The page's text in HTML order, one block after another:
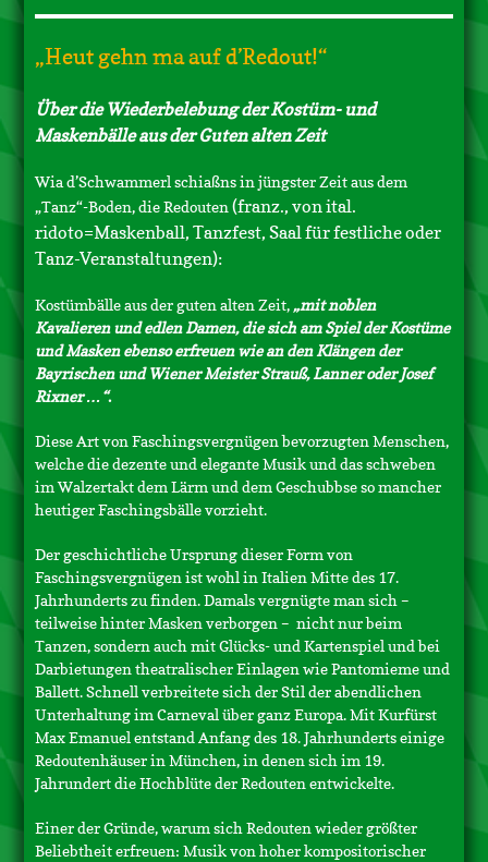
„Heut gehn ma auf d’Redout!“
Über die Wiederbelebung der Kostüm- und
Maskenbälle aus der Guten alten Zeit
Wia d’Schwammerl schiaßns in jüngster Zeit aus dem
„Tanz“-Boden, die Redouten (franz., von ital.
ridoto=Maskenball, Tanzfest, Saal für festliche oder
Tanz-Veranstaltungen):
Kostümbälle aus der guten alten Zeit, „mit noblen
Kavalieren und edlen Damen, die sich am Spiel der Kostüme
und Masken ebenso erfreuen wie an den Klängen der
Bayrischen und Wiener Meister Strauß, Lanner oder Josef
Rixner …“.
Diese Art von Faschingsvergnügen bevorzugten Menschen,
welche die dezente und elegante Musik und das schweben
im Walzertakt dem Lärm und dem Geschubbse so mancher
heutiger Faschingsbälle vorzieht.
Der geschichtliche Ursprung dieser Form von
Faschingsvergnügen ist wohl in Italien Mitte des 17.
Jahrhunderts zu finden. Damals vergnügte man sich –
teilweise hinter Masken verborgen – nicht nur beim
Tanzen, sondern auch mit Glücks- und Kartenspiel und bei
Darbietungen theatralischer Einlagen wie Pantomieme und
Ballett. Schnell verbreitete sich der Stil der abendlichen
Unterhaltung im Carneval über ganz Europa. Mit Kurfürst
Max Emanuel entstand Anfang des 18. Jahrhunderts einige
Redoutenhäuser in München, in denen sich im 19.
Jahrundert die Hochblüte der Redouten entwickelte.
Einer der Gründe, warum sich Redouten wieder größter
Beliebtheit erfreuen: Musik von hoher kompositorischer